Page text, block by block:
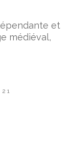
et
médiéval,